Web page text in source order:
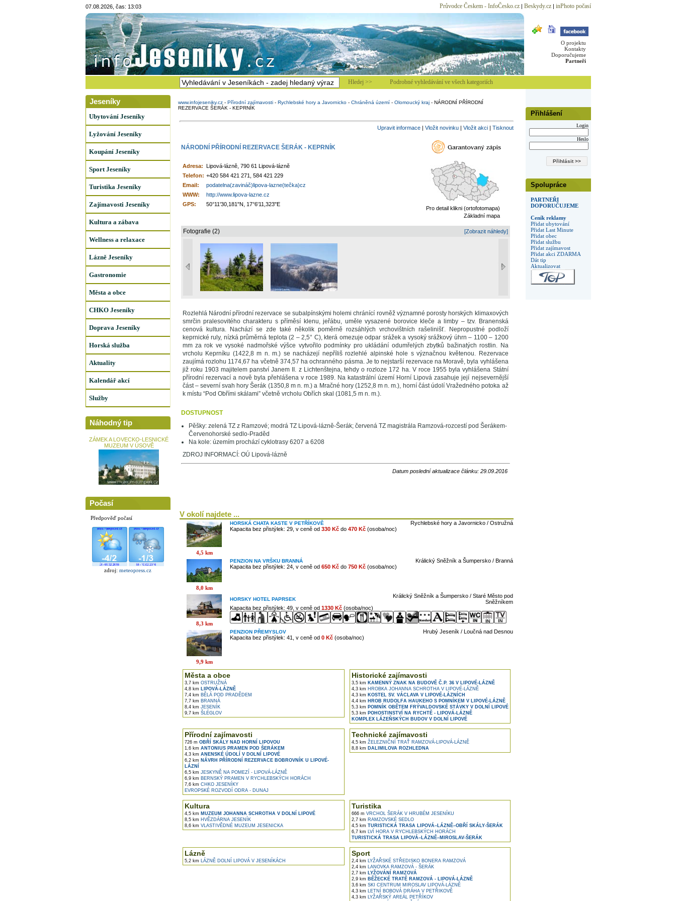
07.08.2026, čas: 13:03 Průvodce Českem - InfoČesko.cz| Beskydy.cz| inPhoto počasí
O projektu
Kontakty
Doporučujeme
Partneři
Hledej >> Podrobné vyhledávání ve všech kategoriích
Přihlášení
Login
Heslo
Spolupráce
PARTNEŘI
DOPORUČUJEME
Ceník reklamy
Přidat ubytování
Přidat Last Minute
Přidat obec
Přidat službu
Přidat zajímavost
Přidat akci ZDARMA
Dát tip
Aktualizovat
Jeseníky
Ubytování Jeseníky
Lyžování Jeseníky
Koupání Jeseníky
Sport Jeseníky
Turistika Jeseníky
Zajímavosti Jeseníky
Kultura a zábava
Wellness a relaxace
Lázně Jeseníky
Gastronomie
Města a obce
CHKO Jeseníky
Doprava Jeseníky
Horská služba
Aktuality
Kalendář akcí
Služby
Náhodný tip
ZÁMEK A LOVECKO-LESNICKÉ
MUZEUM V ÚSOVĚ
Počasí
Předpověď počasí
zdroj: meteopress.cz
www.infojeseniky.cz- Přírodní zajímavosti- Rychlebské hory a Javornicko- Chráněná území- Olomoucký kraj- NÁRODNÍ PŘÍRODNÍ
REZERVACE ŠERÁK - KEPRNÍK
Upravit informace| Vložit novinku| Vložit akci| Tisknout
NÁRODNÍ PŘÍRODNÍ REZERVACE ŠERÁK - KEPRNÍK
Adresa: Lipová-lázně, 790 61 Lipová-lázně
Telefon: +420 584 421 271, 584 421 229
Email:
podatelna(zavináč)lipova-lazne(tečka)cz
WWW:
http://www.lipova-lazne.cz
GPS:
50°11'30,181"N, 17°6'11,323"E
Pro detail klikni (ortofotomapa)
Základní mapa
Fotografie (2) [Zobrazit náhledy]
Rozlehlá Národní přírodní rezervace se subalpínskými holemi chránící rovněž významné porosty horských klimaxových
smrčin pralesovitého charakteru s příměsí klenu, jeřábu, uměle vysazené borovice kleče a limby – tzv. Branenská
cenová kultura. Nachází se zde také několik poměrně rozsáhlých vrchovištních rašelinišť. Nepropustné podloží
keprnické ruly, nízká průměrná teplota (2 – 2,5° C), která omezuje odpar srážek a vysoký srážkový úhrn – 1100 – 1200
mm za rok ve vysoké nadmořské výšce vytvořilo podmínky pro ukládání odumřelých zbytků bažinatých rostlin. Na
vrcholu Keprníku (1422,8 m n. m.) se nacházejí nepříliš rozlehlé alpinské hole s význačnou květenou. Rezervace
zaujímá rozlohu 1174,67 ha včetně 374,57 ha ochranného pásma. Je to nejstarší rezervace na Moravě, byla vyhlášena
již roku 1903 majitelem panství Janem II. z Lichtenštejna, tehdy o rozloze 172 ha. V roce 1955 byla vyhlášena Státní
přírodní rezervací a nově byla přehlášena v roce 1989. Na katastrální území Horní Lipová zasahuje její nejsevernější
část – severní svah hory Šerák (1350,8 m n. m.) a Mračné hory (1252,8 m n. m.), horní část údolí Vražedného potoka až
k místu “Pod Obřími skálami” včetně vrcholu Obřích skal (1081,5 m n. m.).
DOSTUPNOST
Pěšky: zelená TZ z Ramzové; modrá TZ Lipová-lázně-Šerák; červená TZ magistrála Ramzová-rozcestí pod Šerákem-
Červenohorské sedlo-Praděd
Na kole: územím prochází cyklotrasy 6207 a 6208
ZDROJ INFORMACÍ: OÚ Lipová-lázně
Datum poslední aktualizace článku: 29.09.2016
V okolí najdete ...
4,5 km
HORSKÁ CHATA KASTE V PETŘÍKOVĚ
Rychlebské hory a Javornicko / Ostružná
Kapacita bez přistýlek: 29, v ceně od 330 Kčdo 470 Kč(osoba/noc)
8,0 km
PENZION NA VRŠKU BRANNÁ
Králický Sněžník a Šumpersko / Branná
Kapacita bez přistýlek: 24, v ceně od 650 Kčdo 750 Kč(osoba/noc)
8,3 km
HORSKY HOTEL PAPRSEK
Králický Sněžník a Šumpersko / Staré Město pod
Sněžníkem
Kapacita bez přistýlek: 49, v ceně od 1330 Kč(osoba/noc)
9,9 km
PENZION PŘEMYSLOV
Hrubý Jeseník / Loučná nad Desnou
Kapacita bez přistýlek: 41, v ceně od 0 Kč(osoba/noc)
Města a obce
3,7 km OSTRUŽNÁ
4,8 km LIPOVÁ-LÁZNĚ
7,4 km BĚLÁ POD PRADĚDEM
7,7 km BRANNÁ
8,4 km JESENÍK
9,7 km ŠLÉGLOV
Historické zajímavosti
3,5 km KAMENNÝ ZNAK NA BUDOVĚ Č.P. 36 V LIPOVÉ-LÁZNĚ
4,3 km HROBKA JOHANNA SCHROTHA V LIPOVÉ-LÁZNĚ
4,3 km KOSTEL SV. VÁCLAVA V LIPOVÉ-LÁZNÍCH
4,4 km HROB RUDOLFA HAUKEHO S POMNÍKEM V LIPOVÉ-LÁZNĚ
5,3 km POMNÍK OBĚTEM FRÝVALDOVSKÉ STÁVKY V DOLNÍ LIPOVÉ
5,3 km POHOSTINSTVÍ NA RYCHTĚ - LIPOVÁ-LÁZNĚ
KOMPLEX LÁZEŇSKÝCH BUDOV V DOLNÍ LIPOVÉ
Přírodní zajímavosti
726 m OBŘÍ SKÁLY NAD HORNÍ LIPOVOU
1,6 km ANTONIUS PRAMEN POD ŠERÁKEM
4,3 km ANENSKÉ ÚDOLÍ V DOLNÍ LIPOVÉ
6,2 km NÁVRH PŘÍRODNÍ REZERVACE BOBROVNÍK U LIPOVÉ-
LÁZNÍ
6,5 km JESKYNĚ NA POMEZÍ - LIPOVÁ-LÁZNĚ
6,9 km BERNSKÝ PRAMEN V RYCHLEBSKÝCH HORÁCH
7,6 km CHKO JESENÍKY
EVROPSKÉ ROZVODÍ ODRA - DUNAJ
Technické zajímavosti
4,5 km ŽELEZNIČNÍ TRAŤ RAMZOVÁ-LIPOVÁ-LÁZNĚ
8,8 km DALIMILOVA ROZHLEDNA
Kultura
4,5 km MUZEUM JOHANNA SCHROTHA V DOLNÍ LIPOVÉ
8,5 km HVĚZDÁRNA JESENÍK
8,6 km VLASTIVĚDNÉ MUZEUM JESENICKA
Turistika
666 m VRCHOL ŠERÁK V HRUBÉM JESENÍKU
2,7 km RAMZOVSKÉ SEDLO
4,5 km TURISTICKÁ TRASA LIPOVÁ–LÁZNĚ–OBŘÍ SKÁLY-ŠERÁK
6,7 km LVÍ HORA V RYCHLEBSKÝCH HORÁCH
TURISTICKÁ TRASA LIPOVÁ–LÁZNĚ–MIROSLAV-ŠERÁK
Lázně
5,2 km LÁZNĚ DOLNÍ LIPOVÁ V JESENÍKÁCH
Sport
2,4 km LYŽAŘSKÉ STŘEDISKO BONERA RAMZOVÁ
2,4 km LANOVKA RAMZOVÁ - ŠERÁK
2,7 km LYŽOVÁNÍ RAMZOVÁ
2,9 km BĚŽECKÉ TRATĚ RAMZOVÁ - LIPOVÁ-LÁZNĚ
3,6 km SKI CENTRUM MIROSLAV LIPOVÁ-LÁZNĚ
4,3 km LETNÍ BOBOVÁ DRÁHA V PETŘIKOVĚ
4,3 km LYŽAŘSKÝ AREÁL PETŘÍKOV